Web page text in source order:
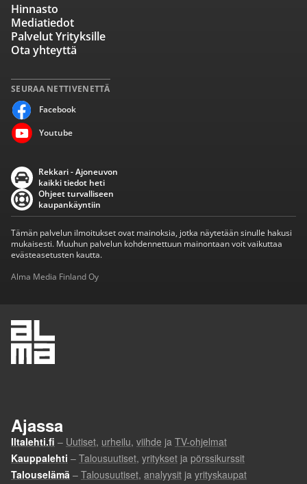
SEURAA NETTIVENETTÄ
Facebook
Youtube
Hinnasto
Mediatiedot
Palvelut Yrityksille
Ota yhteyttä
Rekkari - Ajoneuvon
kaikki tiedot heti
Ohjeet turvalliseen
kaupankäyntiin
Tämän palvelun ilmoitukset ovat mainoksia, jotka näytetään sinulle hakusi
mukaisesti. Muuhun palvelun kohdennettuun mainontaan voit vaikuttaa
evästeasetusten kautta.
Alma Media Finland Oy